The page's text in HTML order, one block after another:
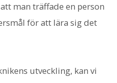
man träffade en person
för att lära sig det
utveckling, kan vi